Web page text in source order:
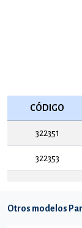
CÓDIGO
322351
322353
Otros modelos